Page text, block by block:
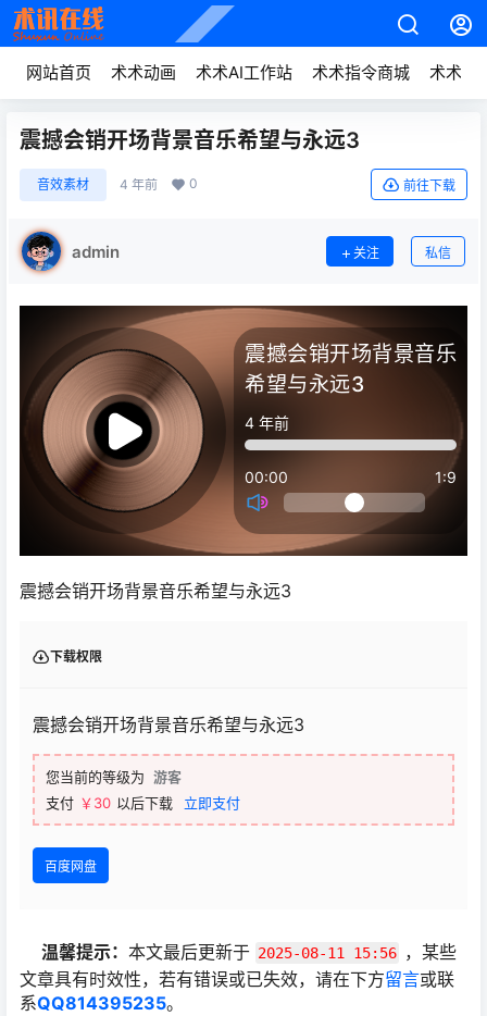
网站首页 术术动画 术术AI工作站 术术指令商城 术术动
震撼会销开场背景音乐希望与永远3
音效素材 4 年前 0 前往下载
admin 关注 私信
震撼会销开场背景音乐
希望与永远3
4 年前
00:00 1:9
震撼会销开场背景音乐希望与永远3
下载权限
震撼会销开场背景音乐希望与永远3
您当前的等级为 游客
支付 ￥30 以后下载 立即支付
百度网盘
温馨提示： 本文最后更新于 2025-08-11 15:56 ，某些
文章具有时效性，若有错误或已失效，请在下方留言或联
系QQ814395235。